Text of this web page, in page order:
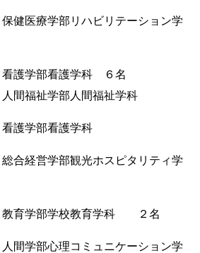
健医療学部リハビリテーション学
護学部看護学科 ６名
祉学部人間福祉学科
部看護学科
学部観光ホスピタリティ学
部学校教育学科 ２名
学部心理コミュニケーション学